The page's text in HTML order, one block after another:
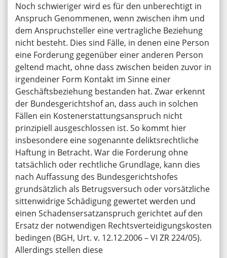
Noch schwieriger wird es für den unberechtigt in
Anspruch Genommenen, wenn zwischen ihm und
dem Anspruchsteller eine vertragliche Beziehung
nicht besteht. Dies sind Fälle, in denen eine Person
eine Forderung gegenüber einer anderen Person
geltend macht, ohne dass zwischen beiden zuvor in
irgendeiner Form Kontakt im Sinne einer
Geschäftsbeziehung bestanden hat. Zwar erkennt
der Bundesgerichtshof an, dass auch in solchen
Fällen ein Kostenerstattungsanspruch nicht
prinzipiell ausgeschlossen ist. So kommt hier
insbesondere eine sogenannte deliktsrechtliche
Haftung in Betracht. War die Forderung ohne
tatsächlich oder rechtliche Grundlage, kann dies
nach Auffassung des Bundesgerichtshofes
grundsätzlich als Betrugsversuch oder vorsätzliche
sittenwidrige Schädigung gewertet werden und
einen Schadensersatzanspruch gerichtet auf den
Ersatz der notwendigen Rechtsverteidigungskosten
bedingen (BGH, Urt. v. 12.12.2006 – VI ZR 224/05).
Allerdings stellen diese